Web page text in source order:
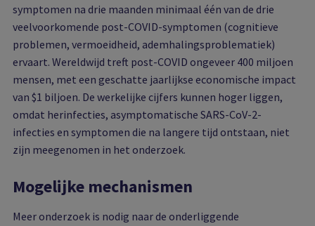
symptomen na drie maanden minimaal één van de drie
veelvoorkomende post-COVID-symptomen (cognitieve
problemen, vermoeidheid, ademhalingsproblematiek)
ervaart. Wereldwijd treft post-COVID ongeveer 400 miljoen
mensen, met een geschatte jaarlijkse economische impact
van $1 biljoen. De werkelijke cijfers kunnen hoger liggen,
omdat herinfecties, asymptomatische SARS-CoV-2-
infecties en symptomen die na langere tijd ontstaan, niet
zijn meegenomen in het onderzoek.
Mogelijke mechanismen
Meer onderzoek is nodig naar de onderliggende